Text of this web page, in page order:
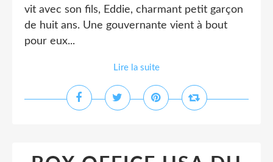
vit avec son fils, Eddie, charmant petit garçon
de huit ans. Une gouvernante vient à bout
pour eux...
Lire la suite